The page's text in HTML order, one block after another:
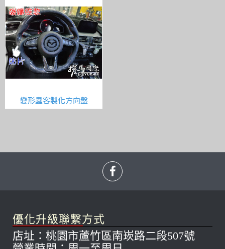
變形蟲客製化方向盤
優化升級聯繫方式
店址：桃園市蘆竹區南崁路二段507號